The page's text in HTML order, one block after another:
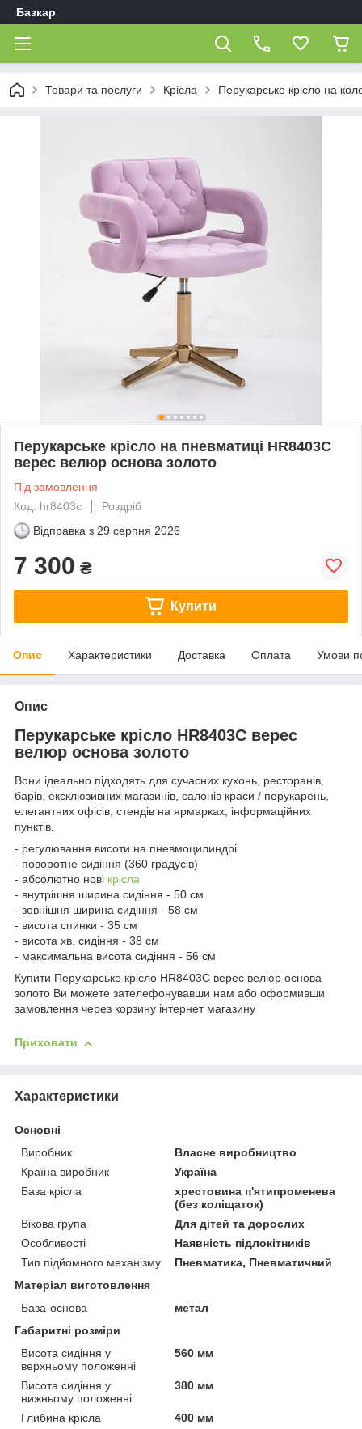
Базкар
Товари та послуги Крісла Перукарське крісло на
Перукарське крісло на пневматиці HR8403C
верес велюр основа золото
Під замовлення
Код: hr8403c
Роздріб
Відправка з 29 серпня 2026
7 300 ₴
Купити
Опис Характеристики Доставка Оплата Умови
Опис
Перукарське крісло HR8403C верес
велюр основа золото
Вони ідеально підходять для сучасних кухонь, ресторанів,
барів, ексклюзивних магазинів, салонів краси / перукарень,
елегантних офісів, стендів на ярмарках, інформаційних
пунктів.
- регулювання висоти на пневмоцилиндрі
- поворотне сидіння (360 градусів)
- абсолютно нові крісла
- внутрішня ширина сидіння - 50 см
- зовнішня ширина сидіння - 58 см
- висота спинки - 35 см
- висота хв. сидіння - 38 см
- максимальна висота сидіння - 56 см
Купити Перукарське крісло HR8403C верес велюр основа
золото Ви можете зателефонувавши нам або оформивши
замовлення через корзину інтернет магазину
Приховати
Характеристики
Основні
Виробник
Власне виробництво
Країна виробник
Україна
База крісла
хрестовина п'ятипроменева
(без коліщаток)
Вікова група
Для дітей та дорослих
Особливості
Наявність підлокітників
Тип підйомного механізму
Пневматика, Пневматичний
Матеріал виготовлення
База-основа
метал
Габаритні розміри
Висота сидіння у
верхньому положенні
560 мм
Висота сидіння у
нижньому положенні
380 мм
Глибина крісла
400 мм